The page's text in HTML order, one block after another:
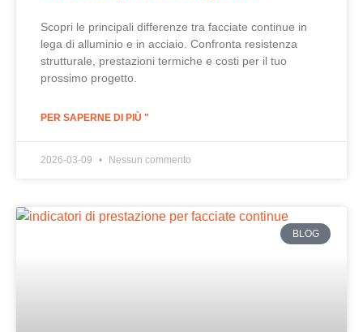
Scopri le principali differenze tra facciate continue in
lega di alluminio e in acciaio. Confronta resistenza
strutturale, prestazioni termiche e costi per il tuo
prossimo progetto.
PER SAPERNE DI PIÙ "
2026-03-09 Nessun commento
BLOG